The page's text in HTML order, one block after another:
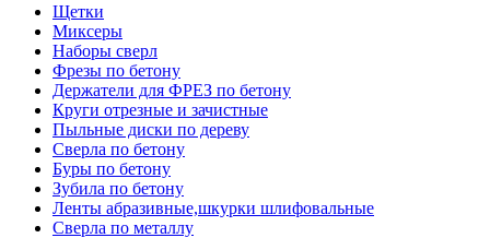
Щетки
Миксеры
Наборы сверл
Фрезы по бетону
Держатели для ФРЕЗ по бетону
Круги отрезные и зачистные
Пыльные диски по дереву
Сверла по бетону
Буры по бетону
Зубила по бетону
Ленты абразивные,шкурки шлифовальные
Сверла по металлу